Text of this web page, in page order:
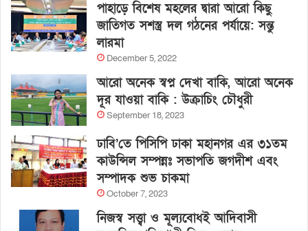
পাহাড়ে বিশেষ মহলের দ্বারা আরো কিছু
জাতিগত সশস্ত্র দল গঠনের পর্যায়ে: সন্তু
লারমা
December 5, 2022
আরো অনেক স্বপ্ন দেখা বাকি, আরো অনেক
দূর যাওয়া বাকি : উক্রাচিং চৌধুরী
September 18, 2023
ঢাবি’তে পিসিপি ঢাকা মহানগর এর ৩১তম
কাউন্সিল সম্পন্নঃ সভাপতি জগদীশ এবং
সম্পাদক শুভ চাকমা
October 7, 2023
নিজস্ব সত্ত্বা ও মূল্যবোধই আদিবাসী